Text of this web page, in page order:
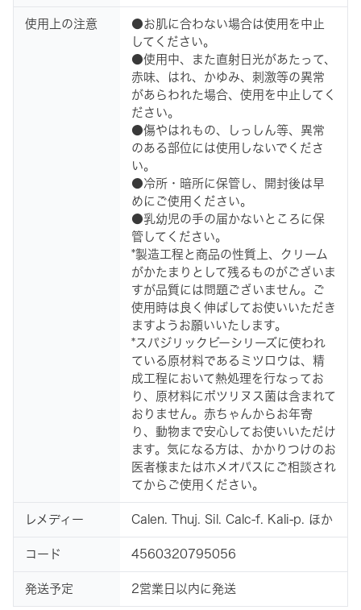
使用上の注意
●お肌に合わない場合は使用を中止
してください。
●使用中、また直射日光があたって、
赤味、はれ、かゆみ、刺激等の異常
があらわれた場合、使用を中止してく
ださい。
●傷やはれもの、しっしん等、異常
のある部位には使用しないでくださ
い。
●冷所・暗所に保管し、開封後は早
めにご使用ください。
●乳幼児の手の届かないところに保
管してください。
*製造工程と商品の性質上、クリーム
がかたまりとして残るものがございま
すが品質には問題ございません。ご
使用時は良く伸ばしてお使いいただき
ますようお願いいたします。
*スパジリックビーシリーズに使われ
ている原材料であるミツロウは、精
成工程において熱処理を行なってお
り、原材料にボツリヌス菌は含まれて
おりません。赤ちゃんからお年寄
り、動物まで安心してお使いいただけ
ます。気になる方は、かかりつけのお
医者様またはホメオパスにご相談され
てからご使用ください。
レメディー Calen. Thuj. Sil. Calc-f. Kali-p. ほか
コード 4560320795056
発送予定 2営業日以内に発送